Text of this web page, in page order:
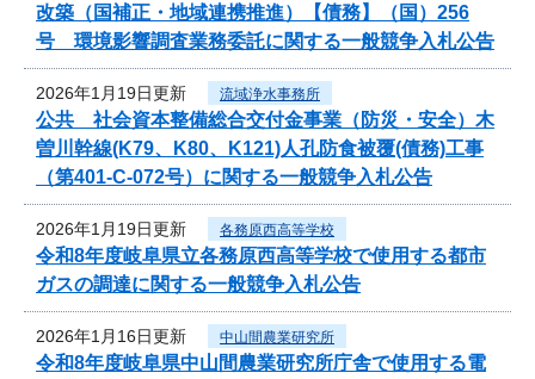
改築（国補正・地域連携推進）【債務】（国）256
号 環境影響調査業務委託に関する一般競争入札公告
2026年1月19日更新 流域浄水事務所
公共 社会資本整備総合交付金事業（防災・安全）木
曽川幹線(K79、K80、K121)人孔防食被覆(債務)工事
（第401-C-072号）に関する一般競争入札公告
2026年1月19日更新 各務原西高等学校
令和8年度岐阜県立各務原西高等学校で使用する都市
ガスの調達に関する一般競争入札公告
2026年1月16日更新 中山間農業研究所
令和8年度岐阜県中山間農業研究所庁舎で使用する電